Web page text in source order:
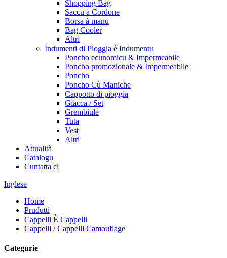
Shopping Bag
Saccu à Cordone
Borsa à manu
Bag Cooler
Altri
Indumenti di Pioggia è Indumentu
Poncho ecunomicu & Impermeabile
Poncho promozionale & Impermeabile
Poncho
Poncho Cù Maniche
Cappotto di pioggia
Giacca / Set
Grembiule
Tuta
Vest
Altri
Attualità
Catalogu
Cuntatta ci
Inglese
Home
Prudutti
Cappelli È Cappelli
Cappelli / Cappelli Camouflage
Categurie